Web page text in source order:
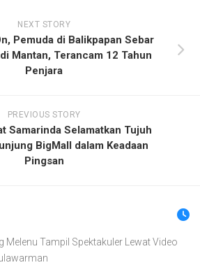
NEXT STORY
Pemuda di Balikpapan Sebar
Mantan, Terancam 12 Tahun
Penjara
PREVIOUS STORY
Samarinda Selamatkan Tujuh
BigMall dalam Keadaan
Pingsan
Melenu Tampil Spektakuler Lewat Video